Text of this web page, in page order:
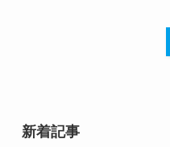
新着記事